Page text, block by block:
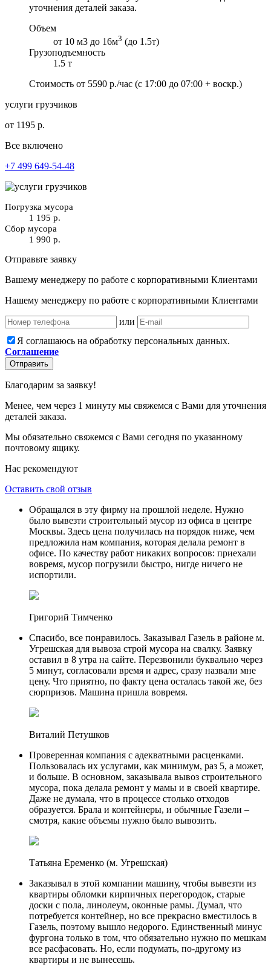
уточнения деталей заказа.
Объем
от 10 м3 до 16м3 (до 1.5т)
Грузоподъемность
1.5 т
Стоимость от 5590 р./час (с 17:00 до 07:00 + воскр.)
услуги грузчиков
от 1195 р.
Все включено
+7 499 649-54-48
Погрузка мусора
1 195 р.
Сбор мусора
1 990 р.
Отправьте заявку
Вашему менеджеру по работе с корпоративными Клиентами
Нашему менеджеру по работе с корпоративными Клиентами
или
Я соглашаюсь на обработку персональных данных.
Соглашение
Отправить
Благодарим за заявку!
Менее, чем через 1 минуту мы свяжемся с Вами для уточнения
деталей заказа.
Мы обязательно свяжемся с Вами сегодня по указанному
почтовому ящику.
Нас рекомендуют
Оставить свой отзыв
Обращался в эту фирму на прошлой неделе. Нужно
было вывезти строительный мусор из офиса в центре
Москвы. Здесь цена получилась на порядок ниже, чем
предложила нам компания, которая делала ремонт в
офисе. По качеству работ никаких вопросов: приехали
вовремя, мусор погрузили быстро, нигде ничего не
испортили.
Григорий Тимченко
Спасибо, все понравилось. Заказывал Газель в районе м.
Угрешская для вывоза строй мусора на свалку. Заявку
оставил в 8 утра на сайте. Перезвонили буквально через
5 минут, согласовали время и адрес, сразу назвали мне
цену. Что приятно, по факту цена осталась такой же, без
сюрпризов. Машина пришла вовремя.
Виталий Петушков
Проверенная компания с адекватными расценками.
Пользовалась их услугами, как минимум, раз 5, а может,
и больше. В основном, заказывала вывоз строительного
мусора, пока делала ремонт у мамы и в своей квартире.
Даже не думала, что в процессе столько отходов
образуется. Брала и контейнеры, и обычные Газели –
смотря, какие объемы нужно было вывозить.
Татьяна Еременко (м. Угрешская)
Заказывал в этой компании машину, чтобы вывезти из
квартиры обломки кирпичных перегородок, старые
доски с пола, линолеум, оконные рамы. Думал, что
потребуется контейнер, но все прекрасно вместилось в
Газель, поэтому вышло недорого. Единственный минус
фургона только в том, что обязательно нужно по мешкам
все расфасовать. Но, если подумать, по-другому из
квартиры и не вынесешь.